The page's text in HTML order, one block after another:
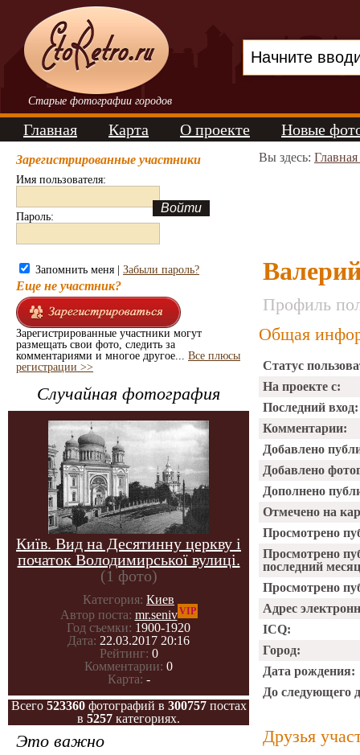
Старые фотографии городов
Главная Карта О проекте Новые
Зарегистрированные участники
Имя пользователя:
Пароль:
Запомнить меня | Забыли пароль?
Еще не участник?
Зарегистрированные участники могут
размещать свои фото, следить за
комментариями и многое другое... Все плюсы
регистрации >>
Случайная фотография
Київ. Вид на Десятинну церкву і
початок Володимирської вулиці.
(1 фото)
Категория: Киев
Автор поста: mr.senivVIP
Год съемки: 1900-1920
Дата: 22.03.2017 20:16
Рейтинг: 0
Комментарии: 0
Карта: -
Всего 523360фотографий в 300757постах
в 5257 категориях.
Это важно
Вы здесь:
Профиль
Общая
Статус
На проекте с:
Последний вход:
Комментарии:
Добавлено
Добавлено
Дополнено
Отмечено на
Просмотрено
Просмотрено
последний
Просмотрено
Адрес
ICQ:
Город:
Дата рождения:
До следующего
Друзья